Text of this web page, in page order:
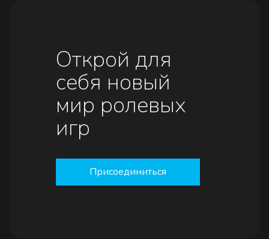
Открой для
себя новый
мир ролевых
игр
Присоединиться